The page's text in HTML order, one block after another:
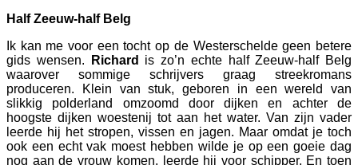
Half Zeeuw-half Belg
Ik kan me voor een tocht op de Westerschelde geen betere
gids wensen.
Richard
is zo’n echte half Zeeuw-half Belg
waarover sommige schrijvers graag streekromans
produceren. Klein van stuk, geboren in een wereld van
slikkig polderland omzoomd door dijken en achter de
hoogste dijken woestenij tot aan het water. Van zijn vader
leerde hij het stropen, vissen en jagen. Maar omdat je toch
ook een echt vak moest hebben wilde je op een goeie dag
nog aan de vrouw komen, leerde hij voor schipper. En toen